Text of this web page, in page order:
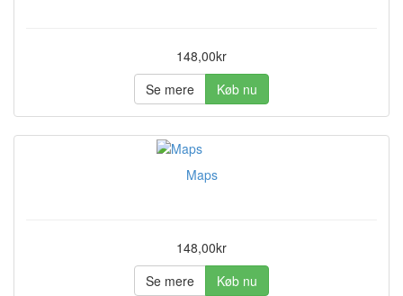
148,00kr
Se mere
Køb nu
Maps
148,00kr
Se mere
Køb nu